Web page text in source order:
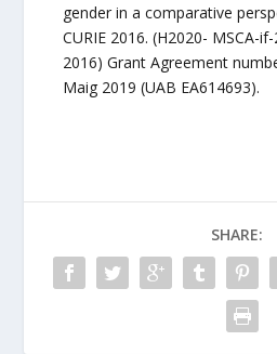
gender in a comparative
CURIE 2016. (H2020- MSCA-
2016) Grant Agreement
Maig 2019 (UAB EA614693).
SHARE: